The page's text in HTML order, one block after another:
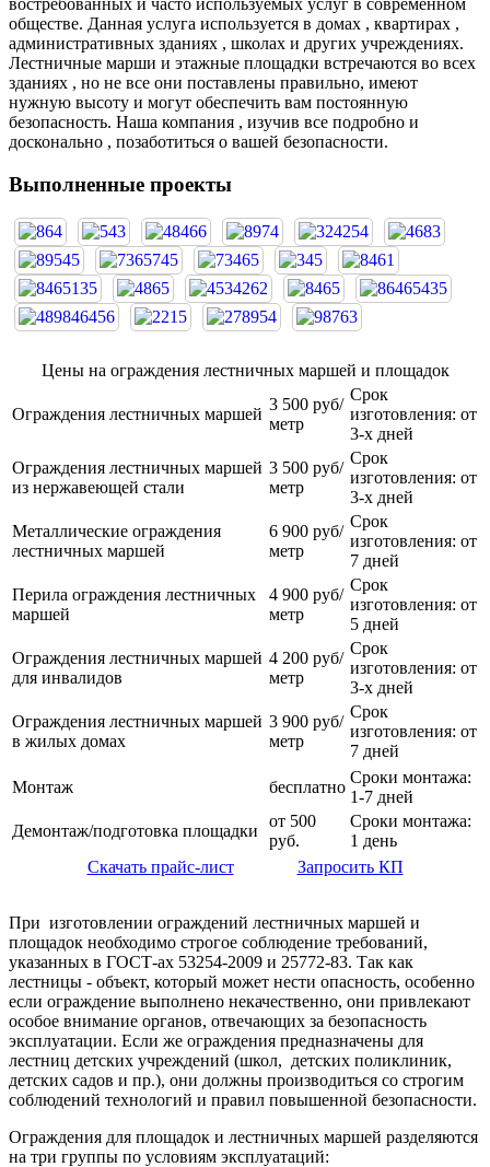
востребованных и часто используемых услуг в современном
обществе. Данная услуга используется в домах , квартирах ,
административных зданиях , школах и других учреждениях.
Лестничные марши и этажные площадки встречаются во всех
зданиях , но не все они поставлены правильно, имеют
нужную высоту и могут обеспечить вам постоянную
безопасность. Наша компания , изучив все подробно и
досконально , позаботиться о вашей безопасности.
Выполненные проекты
Цены на ограждения лестничных маршей и площадок
Ограждения лестничных маршей
3 500 руб/
метр
Срок
изготовления: от
3-х дней
Ограждения лестничных маршей
из нержавеющей стали
3 500 руб/
метр
Срок
изготовления: от
3-х дней
Металлические ограждения
лестничных маршей
6 900 руб/
метр
Срок
изготовления: от
7 дней
Перила ограждения лестничных
маршей
4 900 руб/
метр
Срок
изготовления: от
5 дней
Ограждения лестничных маршей
для инвалидов
4 200 руб/
метр
Срок
изготовления: от
3-х дней
Ограждения лестничных маршей
в жилых домах
3 900 руб/
метр
Срок
изготовления: от
7 дней
Монтаж
бесплатно
Сроки монтажа:
1-7 дней
Демонтаж/подготовка площадки
от 500
руб.
Сроки монтажа:
1 день
Скачать прайс-лист
Запросить КП
При изготовлении ограждений лестничных маршей и
площадок необходимо строгое соблюдение требований,
указанных в ГОСТ-ах 53254-2009 и 25772-83. Так как
лестницы - объект, который может нести опасность, особенно
если ограждение выполнено некачественно, они привлекают
особое внимание органов, отвечающих за безопасность
эксплуатации. Если же ограждения предназначены для
лестниц детских учреждений (школ, детских поликлиник,
детских садов и пр.), они должны производиться со строгим
соблюдений технологий и правил повышенной безопасности.
Ограждения для площадок и лестничных маршей разделяются
на три группы по условиям эксплуатаций: